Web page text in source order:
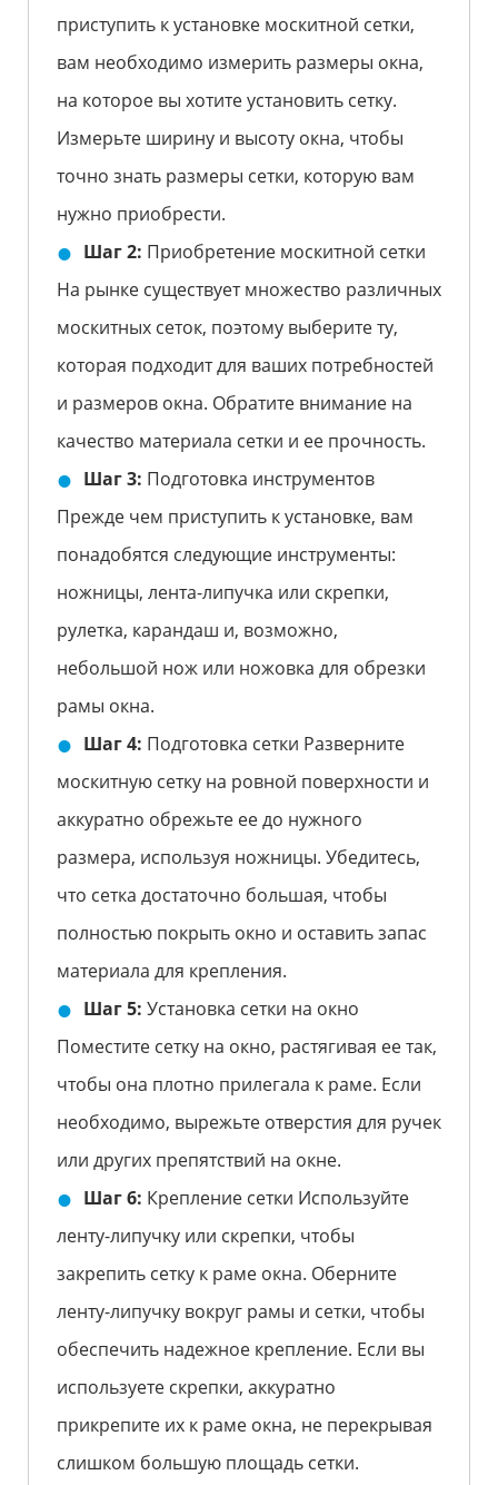
приступить к установке москитной сетки,
вам необходимо измерить размеры окна,
на которое вы хотите установить сетку.
Измерьте ширину и высоту окна, чтобы
точно знать размеры сетки, которую вам
нужно приобрести.
Шаг 2: Приобретение москитной сетки
На рынке существует множество различных
москитных сеток, поэтому выберите ту,
которая подходит для ваших потребностей
и размеров окна. Обратите внимание на
качество материала сетки и ее прочность.
Шаг 3: Подготовка инструментов
Прежде чем приступить к установке, вам
понадобятся следующие инструменты:
ножницы, лента-липучка или скрепки,
рулетка, карандаш и, возможно,
небольшой нож или ножовка для обрезки
рамы окна.
Шаг 4: Подготовка сетки Разверните
москитную сетку на ровной поверхности и
аккуратно обрежьте ее до нужного
размера, используя ножницы. Убедитесь,
что сетка достаточно большая, чтобы
полностью покрыть окно и оставить запас
материала для крепления.
Шаг 5: Установка сетки на окно
Поместите сетку на окно, растягивая ее так,
чтобы она плотно прилегала к раме. Если
необходимо, вырежьте отверстия для ручек
или других препятствий на окне.
Шаг 6: Крепление сетки Используйте
ленту-липучку или скрепки, чтобы
закрепить сетку к раме окна. Оберните
ленту-липучку вокруг рамы и сетки, чтобы
обеспечить надежное крепление. Если вы
используете скрепки, аккуратно
прикрепите их к раме окна, не перекрывая
слишком большую площадь сетки.